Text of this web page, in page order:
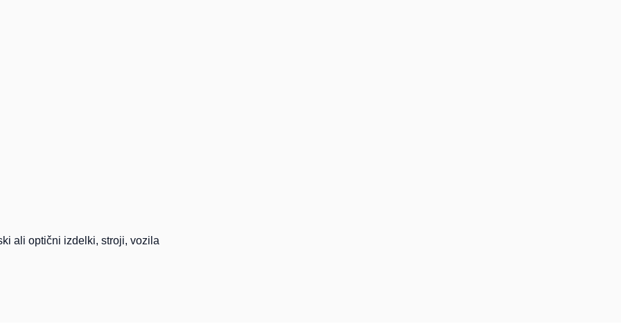
ali optični izdelki, stroji, vozila